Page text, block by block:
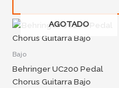
AGOTADO
Bajo
Behringer UC200 Pedal
Chorus Guitarra Bajo